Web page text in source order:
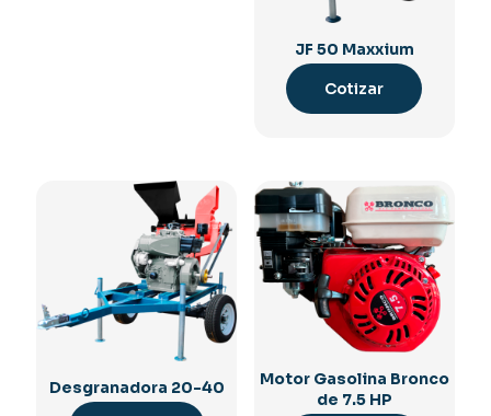
JF 50 Maxxium
Cotizar
Desgranadora 20-40
Motor Gasolina Bronco
de 7.5 HP